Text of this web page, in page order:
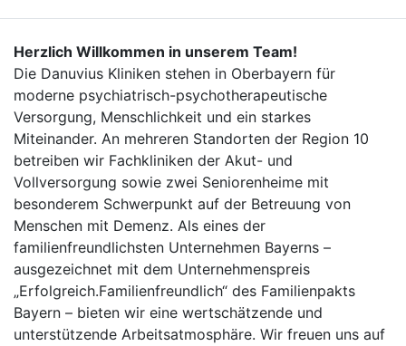
Herzlich Willkommen in unserem Team!
Die Danuvius Kliniken stehen in Oberbayern für
moderne psychiatrisch-psychotherapeutische
Versorgung, Menschlichkeit und ein starkes
Miteinander. An mehreren Standorten der Region 10
betreiben wir Fachkliniken der Akut- und
Vollversorgung sowie zwei Seniorenheime mit
besonderem Schwerpunkt auf der Betreuung von
Menschen mit Demenz. Als eines der
familienfreundlichsten Unternehmen Bayerns –
ausgezeichnet mit dem Unternehmenspreis
„Erfolgreich.Familienfreundlich“ des Familienpakts
Bayern – bieten wir eine wertschätzende und
unterstützende Arbeitsatmosphäre. Wir freuen uns auf